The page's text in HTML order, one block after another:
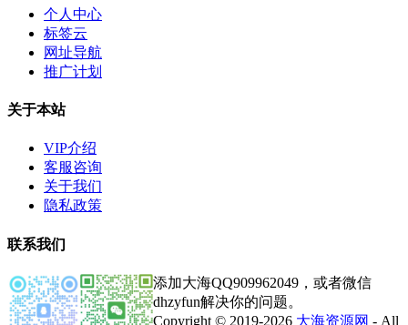
个人中心
标签云
网址导航
推广计划
关于本站
VIP介绍
客服咨询
关于我们
隐私政策
联系我们
添加大海QQ909962049，或者微信
dhzyfun解决你的问题。
Copyright © 2019-2026 大海资源网 - All